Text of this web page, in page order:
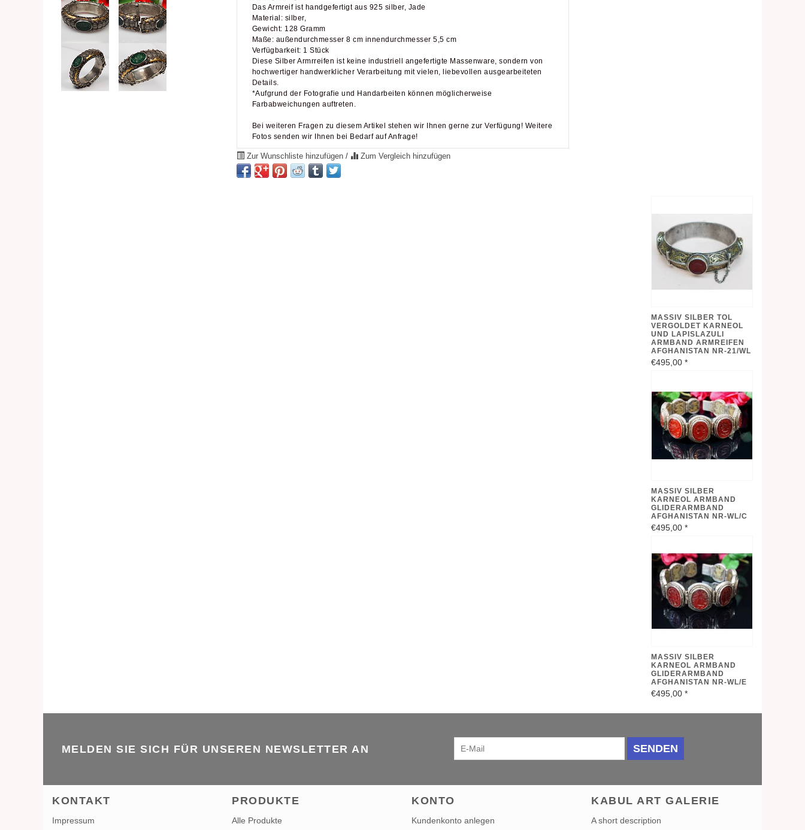
Das Armreif ist handgefertigt aus 925 silber, Jade
Material: silber,
Gewicht: 128 Gramm
Maße: außendurchmesser 8 cm innendurchmesser 5,5 cm
Verfügbarkeit: 1 Stück
Diese Silber Armrreifen ist keine industriell angefertigte Massenware, sondern von
hochwertiger handwerklicher Verarbeitung mit vielen, liebevollen ausgearbeiteten
Details.
*Aufgrund der Fotografie und Handarbeiten können möglicherweise
Farbabweichungen auftreten.
Bei weiteren Fragen zu diesem Artikel stehen wir Ihnen gerne zur Verfügung! Weitere
Fotos senden wir Ihnen bei Bedarf auf Anfrage!
Zur Wunschliste hinzufügen / Zum Vergleich hinzufügen
MASSIV SILBER TOL
VERGOLDET KARNEOL
UND LAPISLAZULI
ARMBAND ARMREIFEN
AFGHANISTAN NR-21/WL
€495,00 *
MASSIV SILBER
KARNEOL ARMBAND
GLIDERARMBAND
AFGHANISTAN NR-WL/C
€495,00 *
MASSIV SILBER
KARNEOL ARMBAND
GLIDERARMBAND
AFGHANISTAN NR-WL/E
€495,00 *
MELDEN SIE SICH FÜR UNSEREN NEWSLETTER AN SENDEN
KONTAKT
Impressum
PRODUKTE
Alle Produkte
KONTO
Kundenkonto anlegen
KABUL ART GALERIE
A short description